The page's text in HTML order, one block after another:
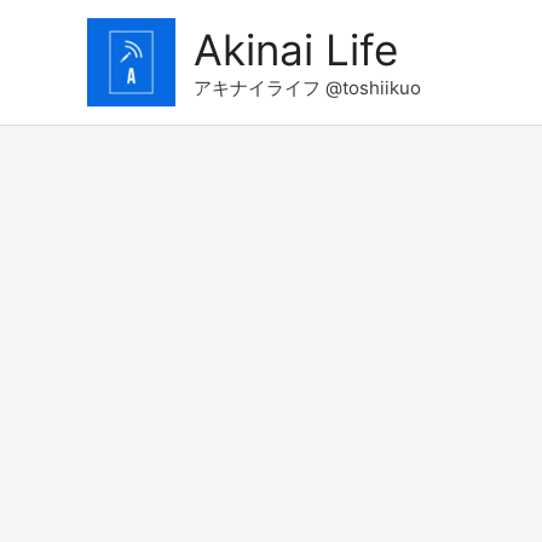
Akinai Life
アキナイライフ @toshiikuo